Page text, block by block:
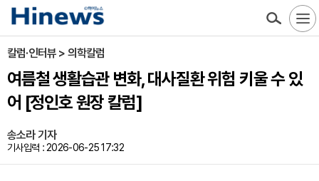
칼럼·인터뷰 > 의학칼럼
여름철 생활습관 변화, 대사질환 위험 키울 수 있
어 [정인호 원장 칼럼]
송소라 기자
기사입력 : 2026-06-25 17:32